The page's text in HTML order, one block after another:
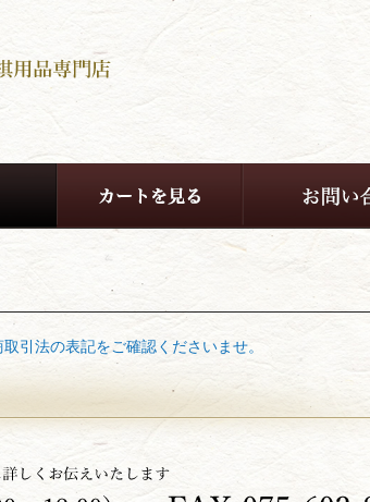
引法の表記をご確認くださいませ。